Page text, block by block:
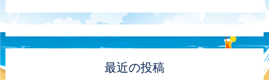
最近の投稿